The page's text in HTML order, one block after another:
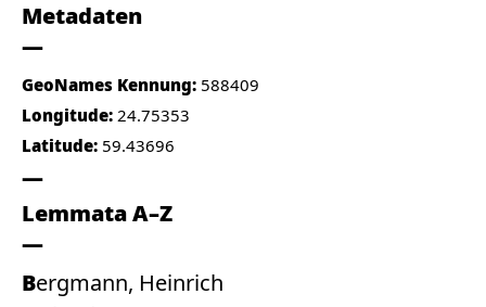
Metadaten
GeoNames Kennung: 588409
Longitude: 24.75353
Latitude: 59.43696
Lemmata A–Z
Bergmann, Heinrich